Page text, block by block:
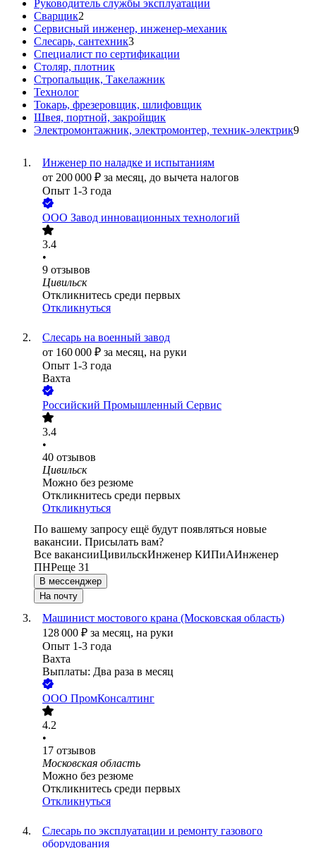
Руководитель службы эксплуатации
Сварщик2
Сервисный инженер, инженер-механик
Слесарь, сантехник3
Специалист по сертификации
Столяр, плотник
Стропальщик, Такелажник
Технолог
Токарь, фрезеровщик, шлифовщик
Швея, портной, закройщик
Электромонтажник, электромонтер, техник-электрик9
Инженер по наладке и испытаниям
от 200 000 ₽ за месяц, до вычета налогов
Опыт 1-3 года
ООО Завод инновационных технологий
3.4
•
9 отзывов
Цивильск
Откликнитесь среди первых
Откликнуться
Слесарь на военный завод
от 160 000 ₽ за месяц, на руки
Опыт 1-3 года
Вахта
Российский Промышленный Сервис
3.4
•
40 отзывов
Цивильск
Можно без резюме
Откликнитесь среди первых
Откликнуться
По вашему запросу ещё будут появляться новые
вакансии. Присылать вам?
Все вакансииЦивильскИнженер КИПиАИнженер
ПНРеще 31
В мессенджер
На почту
Машинист мостового крана (Московская область)
128 000 ₽ за месяц, на руки
Опыт 1-3 года
Вахта
Выплаты: Два раза в месяц
ООО ПромКонсалтинг
4.2
•
17 отзывов
Московская область
Можно без резюме
Откликнитесь среди первых
Откликнуться
Слесарь по эксплуатации и ремонту газового
оборудования